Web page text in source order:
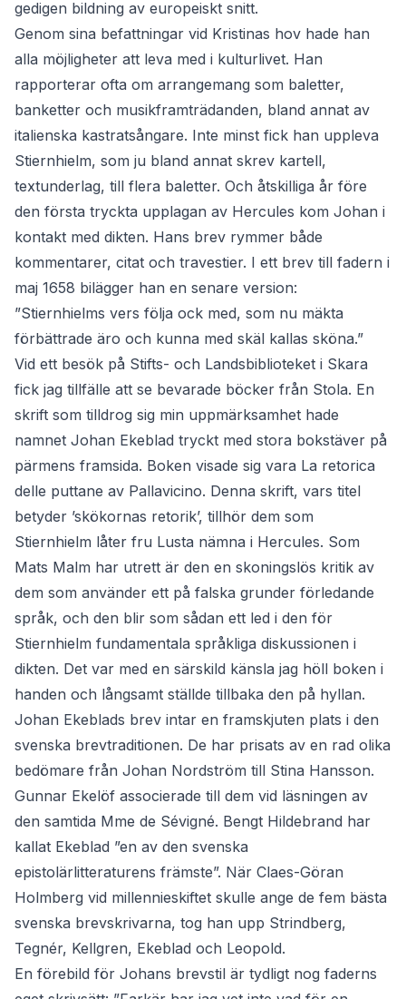
gedigen bildning av europeiskt snitt.
Genom sina befattningar vid Kristinas hov hade han
alla möjligheter att leva med i kulturlivet. Han
rapporterar ofta om arrangemang som baletter,
banketter och musikframträdanden, bland annat av
italienska kastratsångare. Inte minst fick han uppleva
Stiernhielm, som ju bland annat skrev kartell,
textunderlag, till flera baletter. Och åtskilliga år före
den första tryckta upplagan av Hercules kom Johan i
kontakt med dikten. Hans brev rymmer både
kommentarer, citat och travestier. I ett brev till fadern i
maj 1658 bilägger han en senare version:
”Stiernhielms vers följa ock med, som nu mäkta
förbättrade äro och kunna med skäl kallas sköna.”
Vid ett besök på Stifts- och Landsbiblioteket i Skara
fick jag tillfälle att se bevarade böcker från Stola. En
skrift som tilldrog sig min uppmärksamhet hade
namnet Johan Ekeblad tryckt med stora bokstäver på
pärmens framsida. Boken visade sig vara La retorica
delle puttane av Pallavicino. Denna skrift, vars titel
betyder ’skökornas retorik’, tillhör dem som
Stiernhielm låter fru Lusta nämna i Hercules. Som
Mats Malm har utrett är den en skoningslös kritik av
dem som använder ett på falska grunder förledande
språk, och den blir som sådan ett led i den för
Stiernhielm fundamentala språkliga diskussionen i
dikten. Det var med en särskild känsla jag höll boken i
handen och långsamt ställde tillbaka den på hyllan.
Johan Ekeblads brev intar en framskjuten plats i den
svenska brevtraditionen. De har prisats av en rad olika
bedömare från Johan Nordström till Stina Hansson.
Gunnar Ekelöf associerade till dem vid läsningen av
den samtida Mme de Sévigné. Bengt Hildebrand har
kallat Ekeblad ”en av den svenska
epistolärlitteraturens främste”. När Claes-Göran
Holmberg vid millennieskiftet skulle ange de fem bästa
svenska brevskrivarna, tog han upp Strindberg,
Tegnér, Kellgren, Ekeblad och Leopold.
En förebild för Johans brevstil är tydligt nog faderns